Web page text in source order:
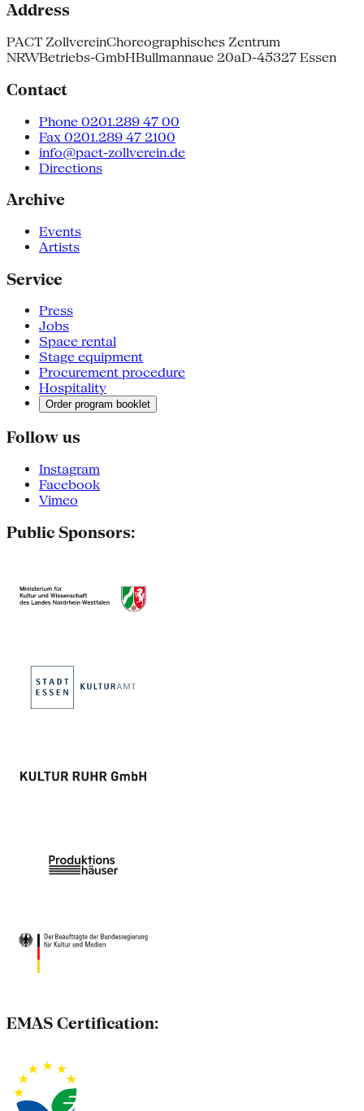
Address
PACT ZollvereinChoreographisches Zentrum
NRWBetriebs-GmbHBullmannaue 20aD-45327 Essen
Contact
Phone 0201.289 47 00
Fax 0201.289 47 2100
info@pact-zollverein.de
Directions
Archive
Events
Artists
Service
Press
Jobs
Space rental
Stage equipment
Procurement procedure
Hospitality
Order program booklet
Follow us
Instagram
Facebook
Vimeo
Public Sponsors:
EMAS Certification: